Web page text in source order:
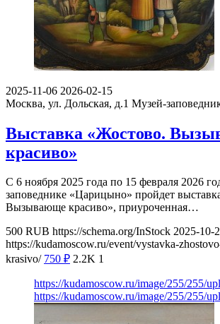
2025-11-06 2026-02-15
Москва, ул. Дольская, д.1 Музей-
Выставка «Жостово.
красиво»
С 6 ноября 2025 года по 15 февраля 2026
заповеднике «Царицыно» пройдет
Вызывающе красиво», приуроченная…
500 RUB https://schema.org/InStock 2025-10-
https://kudamoscow.ru/event/vystavka-
krasivo/ 750 ₽ 2.2K 1
https://kudamoscow.ru/image/255/255/
https://kudamoscow.ru/image/255/255/